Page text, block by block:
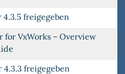
4.3.5 freigegeben
for VxWorks – Overview
4.3.3 freigegeben